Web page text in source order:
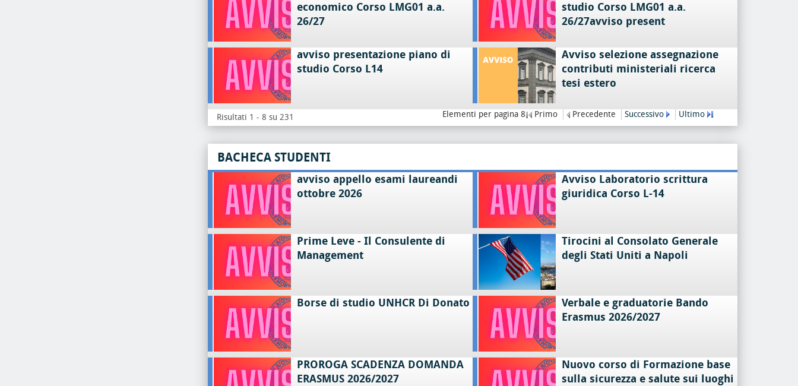
economico Corso LMG01 a.a.
26/27
studio Corso LMG01 a.a.
26/27avviso present
avviso presentazione piano di
studio Corso L14
Avviso selezione assegnazione
contributi ministeriali ricerca
tesi estero
Risultati 1 - 8 su 231 Elementi per pagina 8 Primo Precedente Successivo Ultimo
BACHECA STUDENTI
avviso appello esami laureandi
ottobre 2026
Avviso Laboratorio scrittura
giuridica Corso L-14
Prime Leve - Il Consulente di
Management
Tirocini al Consolato Generale
degli Stati Uniti a Napoli
Borse di studio UNHCR Di Donato
Verbale e graduatorie Bando
Erasmus 2026/2027
PROROGA SCADENZA DOMANDA
ERASMUS 2026/2027
Nuovo corso di Formazione base
sulla sicurezza e salute sui luoghi